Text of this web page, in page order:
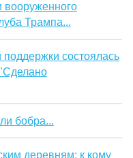
Трампа...
состоялась
бобра...
деревням: к кому